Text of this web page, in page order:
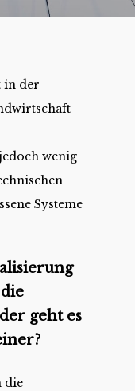
in der
wenig
Systeme
geht es
die